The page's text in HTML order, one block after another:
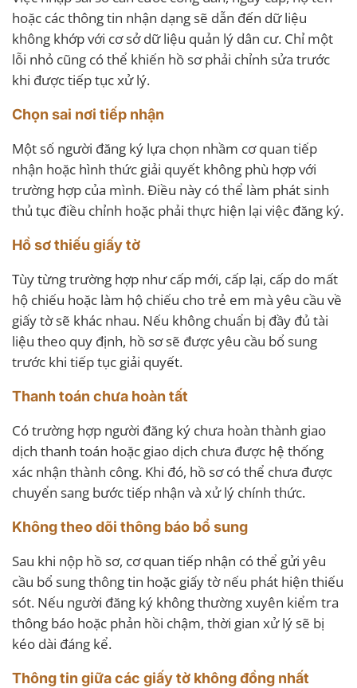
hoặc các thông tin nhận dạng sẽ dẫn đến dữ liệu
không khớp với cơ sở dữ liệu quản lý dân cư. Chỉ một
lỗi nhỏ cũng có thể khiến hồ sơ phải chỉnh sửa trước
khi được tiếp tục xử lý.
Chọn sai nơi tiếp nhận
Một số người đăng ký lựa chọn nhầm cơ quan tiếp
nhận hoặc hình thức giải quyết không phù hợp với
trường hợp của mình. Điều này có thể làm phát sinh
thủ tục điều chỉnh hoặc phải thực hiện lại việc đăng ký.
Hồ sơ thiếu giấy tờ
Tùy từng trường hợp như cấp mới, cấp lại, cấp do mất
hộ chiếu hoặc làm hộ chiếu cho trẻ em mà yêu cầu về
giấy tờ sẽ khác nhau. Nếu không chuẩn bị đầy đủ tài
liệu theo quy định, hồ sơ sẽ được yêu cầu bổ sung
trước khi tiếp tục giải quyết.
Thanh toán chưa hoàn tất
Có trường hợp người đăng ký chưa hoàn thành giao
dịch thanh toán hoặc giao dịch chưa được hệ thống
xác nhận thành công. Khi đó, hồ sơ có thể chưa được
chuyển sang bước tiếp nhận và xử lý chính thức.
Không theo dõi thông báo bổ sung
Sau khi nộp hồ sơ, cơ quan tiếp nhận có thể gửi yêu
cầu bổ sung thông tin hoặc giấy tờ nếu phát hiện thiếu
sót. Nếu người đăng ký không thường xuyên kiểm tra
thông báo hoặc phản hồi chậm, thời gian xử lý sẽ bị
kéo dài đáng kể.
Thông tin giữa các giấy tờ không đồng nhất